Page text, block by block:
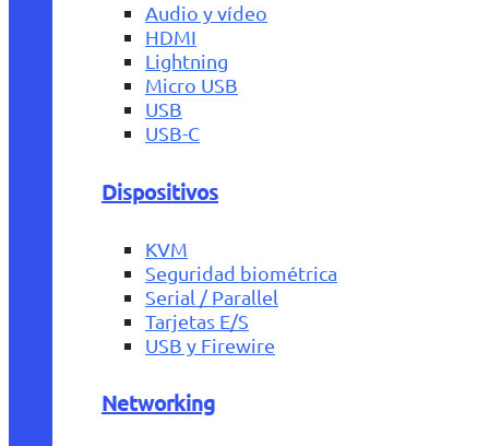
Audio y vídeo
HDMI
Lightning
Micro USB
USB
USB-C
Dispositivos
KVM
Seguridad biométrica
Serial / Parallel
Tarjetas E/S
USB y Firewire
Networking